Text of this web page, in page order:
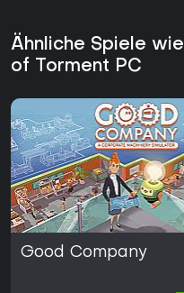
Ähnliche Spiele
of Torment PC
Good Company